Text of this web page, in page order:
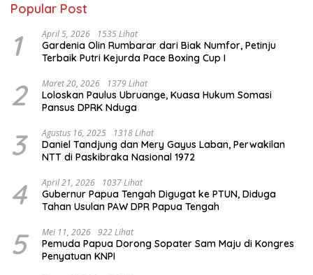
Popular Post
1 April 5, 2026 1535 Lihat
Gardenia Olin Rumbarar dari Biak Numfor, Petinju
Terbaik Putri Kejurda Pace Boxing Cup I
2 Maret 20, 2026 1379 Lihat
Loloskan Paulus Ubruange, Kuasa Hukum Somasi
Pansus DPRK Nduga
3 Agustus 16, 2025 1318 Lihat
Daniel Tandjung dan Mery Gayus Laban, Perwakilan
NTT di Paskibraka Nasional 1972
4 April 21, 2026 1037 Lihat
Gubernur Papua Tengah Digugat ke PTUN, Diduga
Tahan Usulan PAW DPR Papua Tengah
5 Mei 11, 2026 922 Lihat
Pemuda Papua Dorong Sopater Sam Maju di Kongres
Penyatuan KNPI